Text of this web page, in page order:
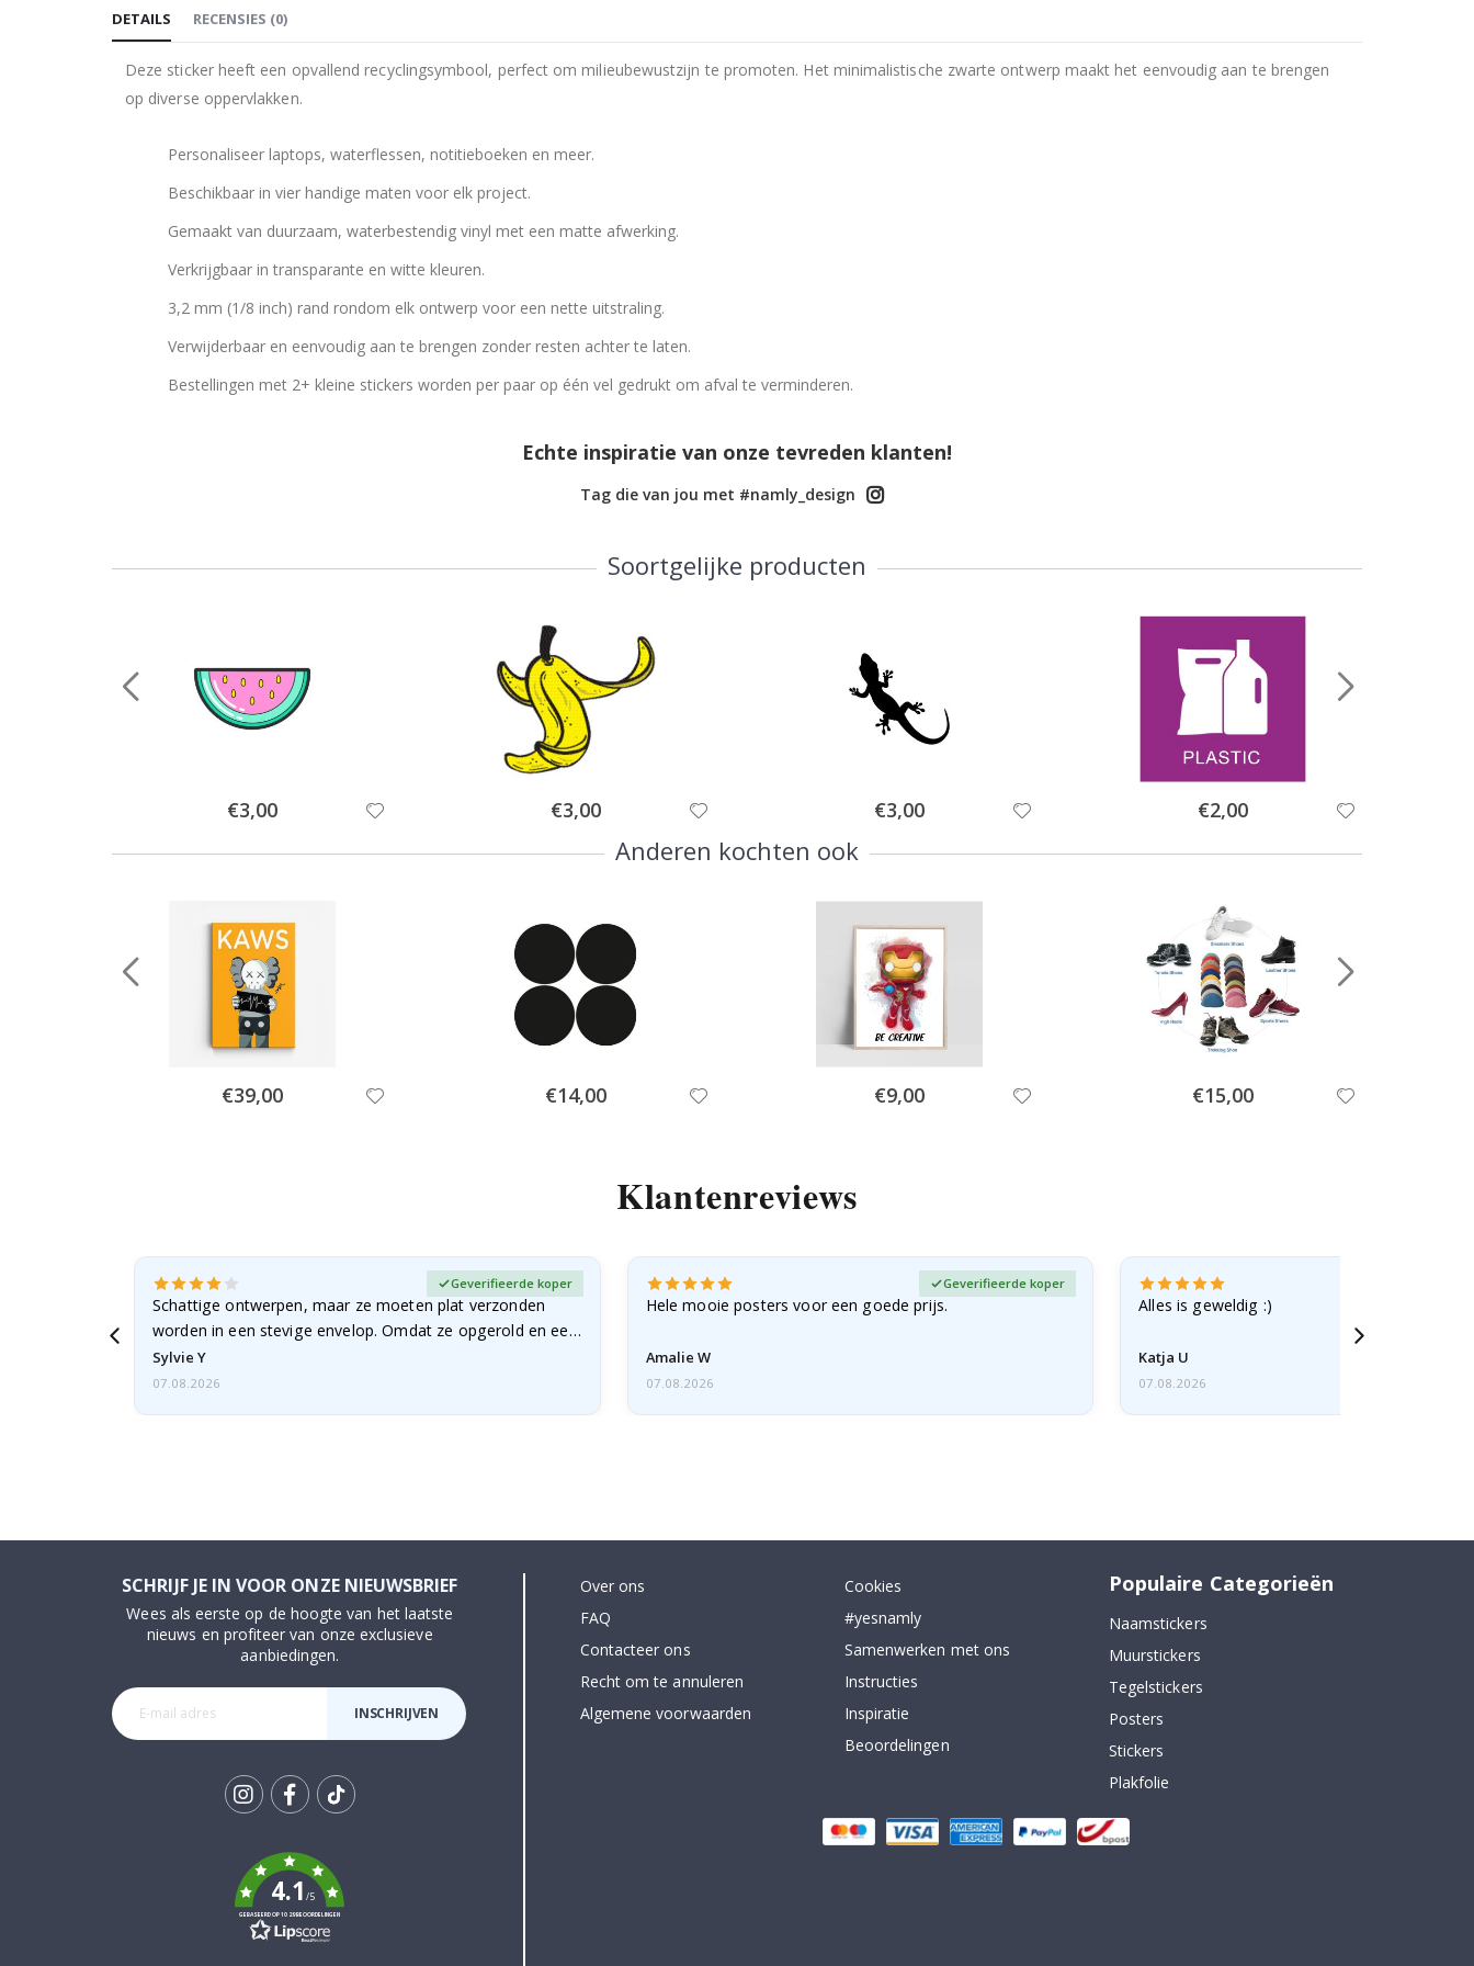
de
gallerij
DETAILS
Deze sticker heeft een opvallend recyclingsymbool, perfect om milieubewustzijn te promoten. Het minimalistische zwarte ontwerp maakt het eenvoudig aan te brengen
op diverse oppervlakken.
Personaliseer laptops, waterflessen, notitieboeken en meer.
Beschikbaar in vier handige maten voor elk project.
Gemaakt van duurzaam, waterbestendig vinyl met een matte afwerking.
Verkrijgbaar in transparante en witte kleuren.
3,2 mm (1/8 inch) rand rondom elk ontwerp voor een nette uitstraling.
Verwijderbaar en eenvoudig aan te brengen zonder resten achter te laten.
Bestellingen met 2+ kleine stickers worden per paar op één vel gedrukt om afval te verminderen.
RECENSIES (0)
Echte inspiratie van onze tevreden klanten!
Tag die van jou met #namly_design
Soortgelijke producten
Special
Price
€3,00 Special
Price
€3,00 Special
Price
€3,00 Special
Price
€2,00
Anderen kochten ook
Special
Price
€39,00 Special
Price
€14,00 Special
Price
€9,00 Special
Price
€15,00
Klantenreviews
Schattige ontwerpen, maar ze moeten plat verzonden
worden in een stevige envelop. Omdat ze opgerold en een
beetje…
Sylvie Y
Geverifieerde koper
07.08.2026
Hele mooie posters voor een goede prijs.
Amalie W
Geverifieerde koper
07.08.2026
Alles is geweldig :)
Katja U
07.08.2026
SCHRIJF JE IN VOOR ONZE NIEUWSBRIEF
Wees als eerste op de hoogte van het laatste
nieuws en profiteer van onze exclusieve
aanbiedingen.
INSCHRIJVEN
k
4.1/5
GEBASEERD OP 1029 BEOORDELINGEN
Over ons
FAQ
Contacteer ons
Recht om te annuleren
Algemene voorwaarden
Cookies
#yesnamly
Samenwerken met ons
Instructies
Inspiratie
Beoordelingen
Populaire Categorieën
Naamstickers
Muurstickers
Tegelstickers
Posters
Stickers
Plakfolie